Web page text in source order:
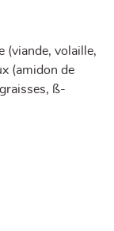
(viande, volaille,
(amidon de
ß-